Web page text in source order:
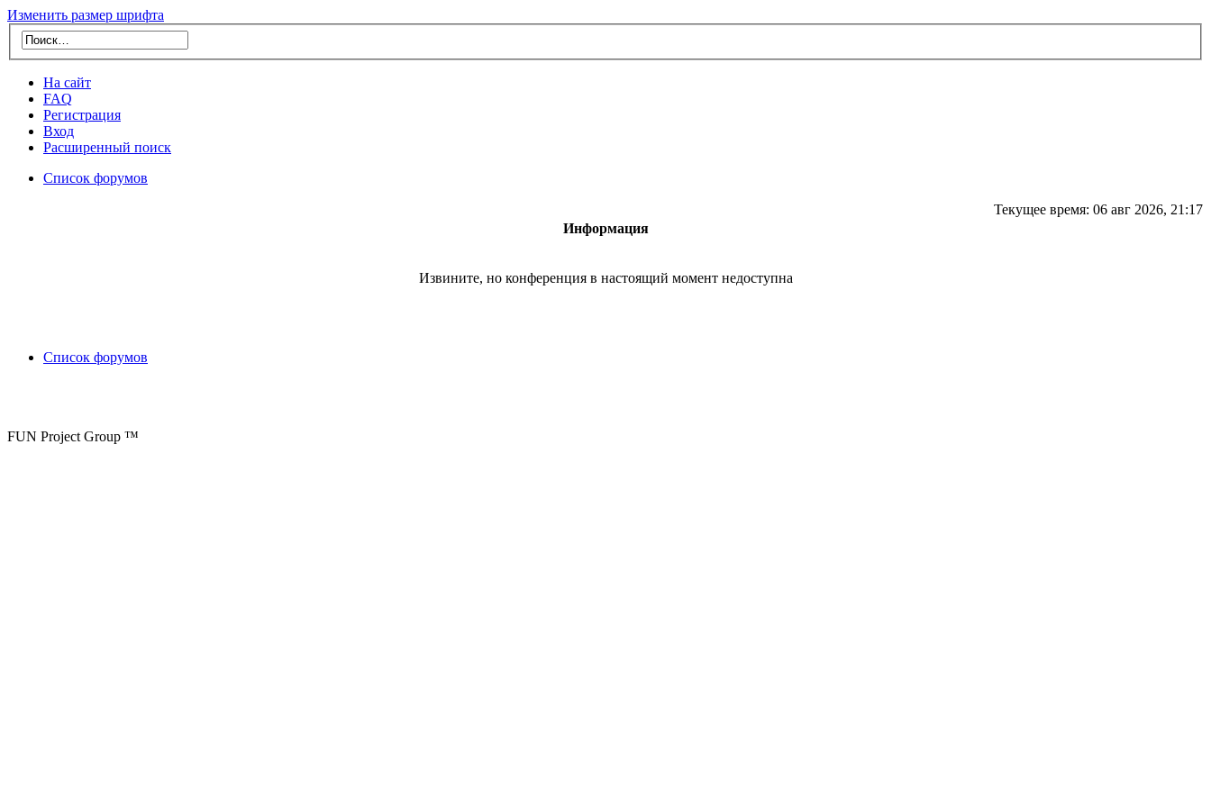
Изменить размер шрифта
На сайт
FAQ
Регистрация
Вход
Расширенный поиск
Список форумов
Текущее время: 06 авг 2026, 21:17
Информация
Извините, но конференция в настоящий момент недоступна
Список форумов
FUN Project Group ™